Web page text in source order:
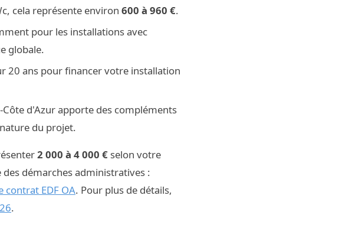
cela représente environ 600 à 960 €.
pour les installations avec
globale.
20 ans pour financer votre installation
d'Azur apporte des compléments
du projet.
2 000 à 4 000 € selon votre
démarches administratives :
contrat EDF OA. Pour plus de détails,
.